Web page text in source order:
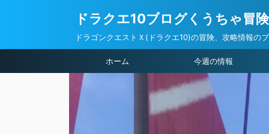
ドラクエ10ブログくうちゃ冒
ドラゴンクエストＸ(ドラクエ10)の冒険、攻略情報の
ホーム 今週の情報